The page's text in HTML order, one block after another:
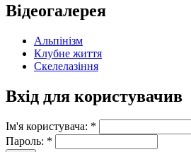
Відеогалерея
Альпінізм
Клубне життя
Скелелазіння
Вхід для користувачив
Ім'я користувача: *
Пароль: *